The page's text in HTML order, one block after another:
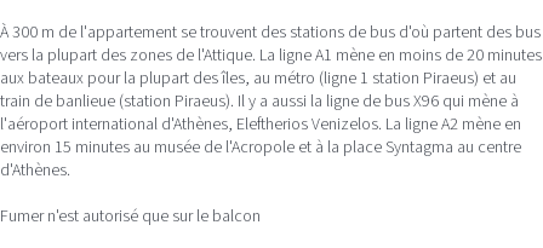
À 300 m de l'appartement se trouvent des stations de bus d'où partent des bus
vers la plupart des zones de l'Attique. La ligne A1 mène en moins de 20 minutes
aux bateaux pour la plupart des îles, au métro (ligne 1 station Piraeus) et au
train de banlieue (station Piraeus). Il y a aussi la ligne de bus X96 qui mène à
l'aéroport international d'Athènes, Eleftherios Venizelos. La ligne A2 mène en
environ 15 minutes au musée de l'Acropole et à la place Syntagma au centre
d'Athènes.
Fumer n'est autorisé que sur le balcon